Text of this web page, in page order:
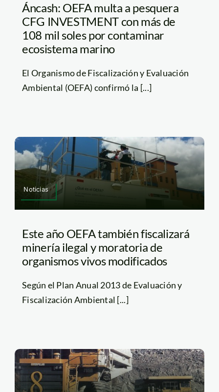
Áncash: OEFA multa a pesquera
CFG INVESTMENT con más de
108 mil soles por contaminar
ecosistema marino
El Organismo de Fiscalización y Evaluación
Ambiental (OEFA) confirmó la [...]
Noticias
Este año OEFA también fiscalizará
minería ilegal y moratoria de
organismos vivos modificados
Según el Plan Anual 2013 de Evaluación y
Fiscalización Ambiental [...]